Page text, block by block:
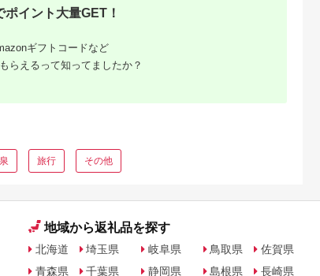
イント大量GET！
ギフトコードなど
らえるって知ってましたか？
旅行 その他
地域から返礼品を探す
北海道
青森県
埼玉県
千葉県
岐阜県
静岡県
鳥取県
島根県
佐賀県
長崎県